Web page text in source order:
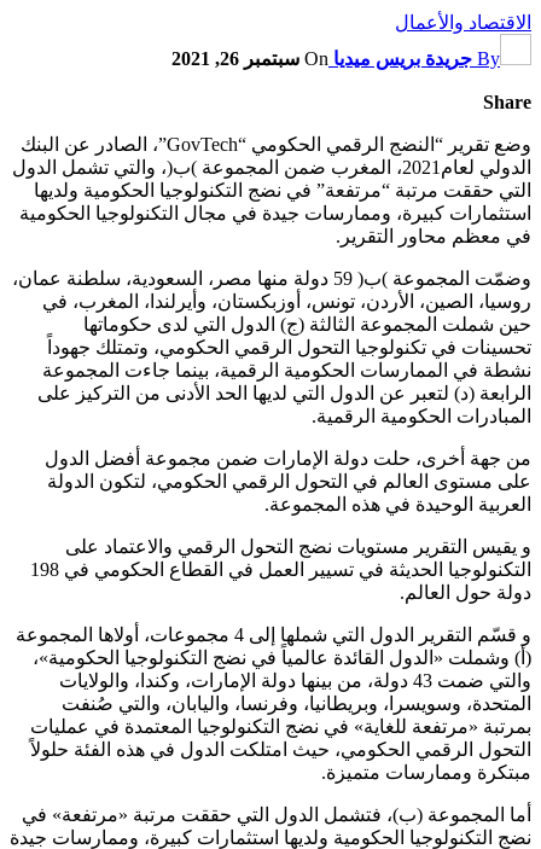
الاقتصاد والأعمال
By جريدة بريس ميديا On سبتمبر 26, 2021
Share
وضع تقرير “النضج الرقمي الحكومي “GovTech”، الصادر عن البنك
الدولي لعام2021، المغرب ضمن المجموعة )ب(، والتي تشمل الدول
التي حققت مرتبة “مرتفعة” في نضج التكنولوجيا الحكومية ولديها
استثمارات كبيرة، وممارسات جيدة في مجال التكنولوجيا الحكومية
في معظم محاور التقرير.
وضمّت المجموعة )ب( 59 دولة منها مصر، السعودية، سلطنة عمان،
روسيا، الصين، الأردن، تونس، أوزبكستان، وأيرلندا، المغرب، في
حين شملت المجموعة الثالثة (ج) الدول التي لدى حكوماتها
تحسينات في تكنولوجيا التحول الرقمي الحكومي، وتمتلك جهوداً
نشطة في الممارسات الحكومية الرقمية، بينما جاءت المجموعة
الرابعة (د) لتعبر عن الدول التي لديها الحد الأدنى من التركيز على
المبادرات الحكومية الرقمية.
من جهة أخرى، حلت دولة الإمارات ضمن مجموعة أفضل الدول
على مستوى العالم في التحول الرقمي الحكومي، لتكون الدولة
العربية الوحيدة في هذه المجموعة.
و يقيس التقرير مستويات نضج التحول الرقمي والاعتماد على
التكنولوجيا الحديثة في تسيير العمل في القطاع الحكومي في 198
دولة حول العالم.
و قسّم التقرير الدول التي شملها إلى 4 مجموعات، أولاها المجموعة
(أ) وشملت «الدول القائدة عالمياً في نضج التكنولوجيا الحكومية»،
والتي ضمت 43 دولة، من بينها دولة الإمارات، وكندا، والولايات
المتحدة، وسويسرا، وبريطانيا، وفرنسا، واليابان، والتي صُنفت
بمرتبة «مرتفعة للغاية» في نضج التكنولوجيا المعتمدة في عمليات
التحول الرقمي الحكومي، حيث امتلكت الدول في هذه الفئة حلولاً
مبتكرة وممارسات متميزة.
أما المجموعة (ب)، فتشمل الدول التي حققت مرتبة «مرتفعة» في
نضج التكنولوجيا الحكومية ولديها استثمارات كبيرة، وممارسات جيدة